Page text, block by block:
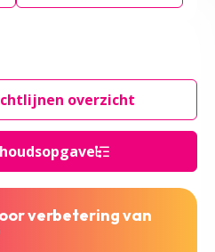
overzicht
verbetering van